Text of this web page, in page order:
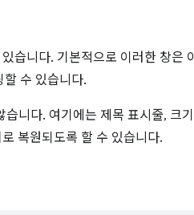
습니다. 기본적으로 이러한 창은
수 있습니다.
니다. 여기에는 제목 표시줄, 크
복원되도록 할 수 있습니다.